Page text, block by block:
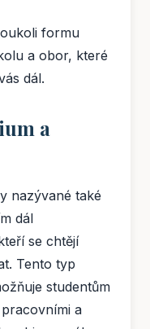
formu
a obor, které
dál.
a
nazývané také
dál
se chtějí
Tento typ
studentům
a